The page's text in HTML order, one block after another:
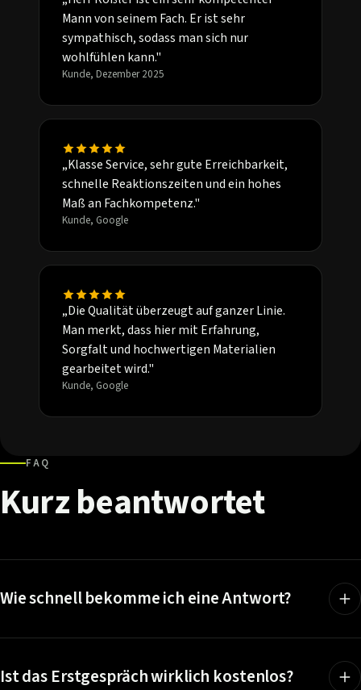
Mann von seinem Fach. Er ist sehr
sympathisch, sodass man sich nur
wohlfühlen kann."
Kunde, Dezember 2025
„Klasse Service, sehr gute Erreichbarkeit,
schnelle Reaktionszeiten und ein hohes
Maß an Fachkompetenz."
Kunde, Google
„Die Qualität überzeugt auf ganzer Linie.
Man merkt, dass hier mit Erfahrung,
Sorgfalt und hochwertigen Materialien
gearbeitet wird."
Kunde, Google
FAQ
Kurzbeantwortet
Wie schnell bekomme ich eine Antwort?
Ist das Erstgespräch wirklich kostenlos?